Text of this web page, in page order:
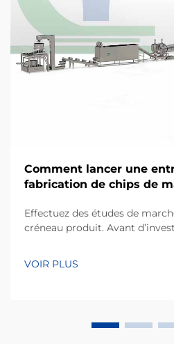
Comment lancer une
fabrication de chips de
Effectuez des études de
créneau produit. Avant
consommateurs locaux. Les
VOIR PLUS